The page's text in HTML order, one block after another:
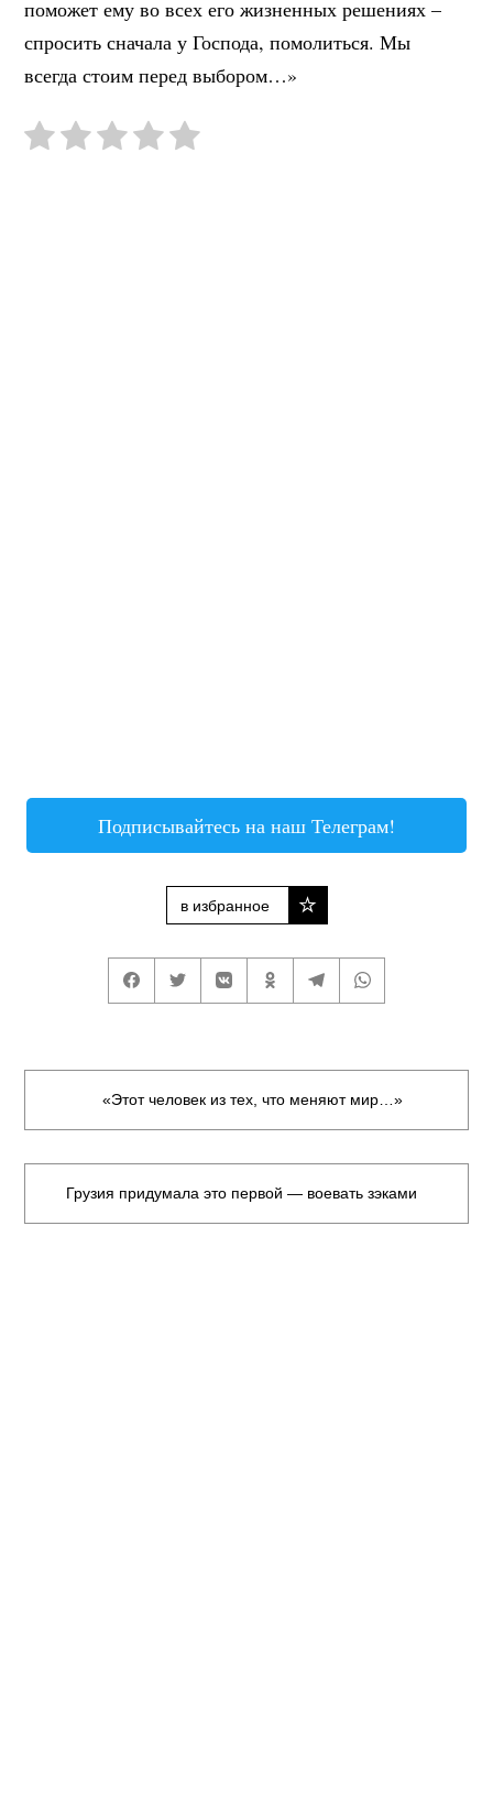
поможет ему во всех его жизненных решениях –
спросить сначала у Господа, помолиться. Мы
всегда стоим перед выбором…»
Подписывайтесь на наш Телеграм!
в избранное
«Этот человек из тех, что меняют мир…»
Грузия придумала это первой — воевать зэками